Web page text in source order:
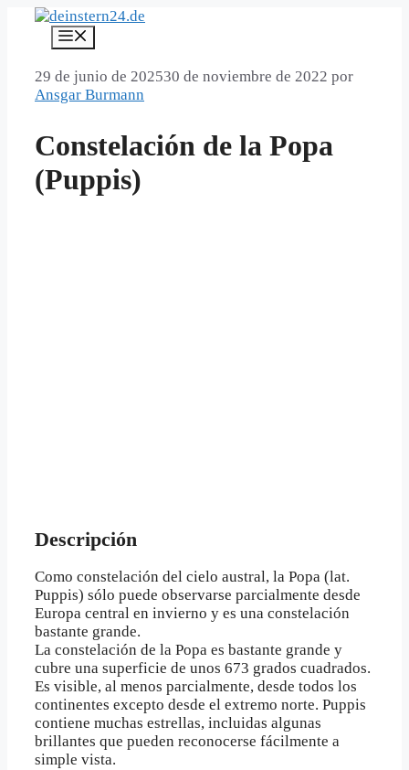
Saltar
contenido
29 de junio de 202530 de noviembre de 2022 por
Ansgar Burmann
Constelación de la Popa
(Puppis)
Descripción
Como constelación del cielo austral, la Popa (lat.
Puppis) sólo puede observarse parcialmente desde
Europa central en invierno y es una constelación
bastante grande.
La constelación de la Popa es bastante grande y
cubre una superficie de unos 673 grados cuadrados.
Es visible, al menos parcialmente, desde todos los
continentes excepto desde el extremo norte. Puppis
contiene muchas estrellas, incluidas algunas
brillantes que pueden reconocerse fácilmente a
simple vista.